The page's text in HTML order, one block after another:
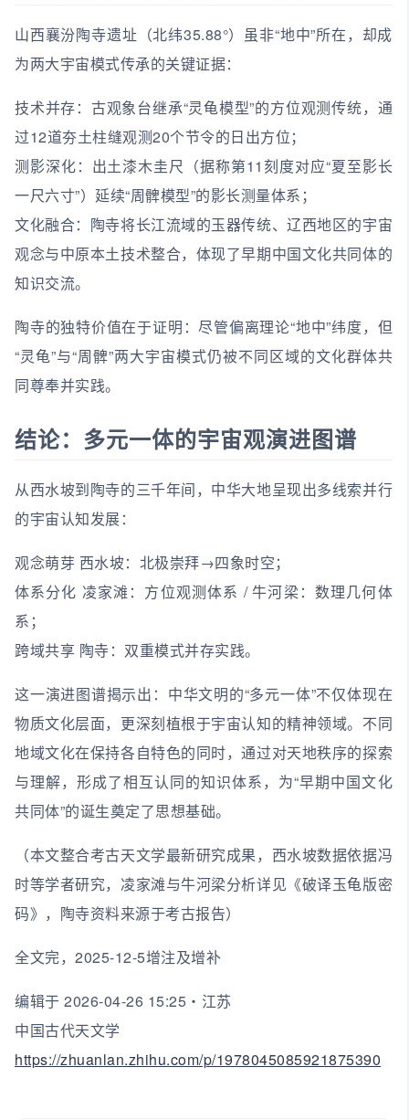
山西襄汾陶寺遗址（北纬35.88°）虽非“地中”所在，却成
为两大宇宙模式传承的关键证据：
技术并存：古观象台继承“灵龟模型”的方位观测传统，通
过12道夯土柱缝观测20个节令的日出方位；
测影深化：出土漆木圭尺（据称第11刻度对应“夏至影长
一尺六寸”）延续“周髀模型”的影长测量体系；
文化融合：陶寺将长江流域的玉器传统、辽西地区的宇宙
观念与中原本土技术整合，体现了早期中国文化共同体的
知识交流。
陶寺的独特价值在于证明：尽管偏离理论“地中”纬度，但
“灵龟”与“周髀”两大宇宙模式仍被不同区域的文化群体共
同尊奉并实践。
结论：多元一体的宇宙观演进图谱
从西水坡到陶寺的三千年间，中华大地呈现出多线索并行
的宇宙认知发展：
观念萌芽 西水坡：北极崇拜→四象时空；
体系分化 凌家滩：方位观测体系 / 牛河梁：数理几何体
系；
跨域共享 陶寺：双重模式并存实践。
这一演进图谱揭示出：中华文明的“多元一体”不仅体现在
物质文化层面，更深刻植根于宇宙认知的精神领域。不同
地域文化在保持各自特色的同时，通过对天地秩序的探索
与理解，形成了相互认同的知识体系，为“早期中国文化
共同体”的诞生奠定了思想基础。
（本文整合考古天文学最新研究成果，西水坡数据依据冯
时等学者研究，凌家滩与牛河梁分析详见《破译玉龟版密
码》，陶寺资料来源于考古报告）
全文完，2025-12-5增注及增补
编辑于 2026-04-26 15:25・江苏
中国古代天文学
https://zhuanlan.zhihu.com/p/1978045085921875390